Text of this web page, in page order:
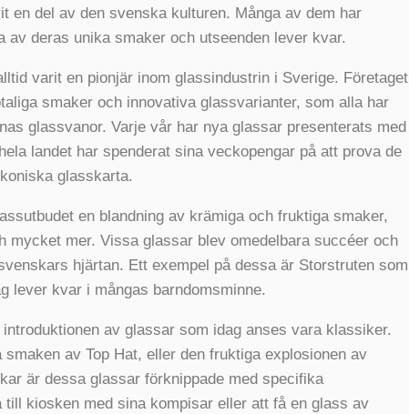
en del av den svenska kulturen. Många av dem har
av deras unika smaker och utseenden lever kvar.
varit en pionjär inom glassindustrin i Sverige. Företaget
smaker och innovativa glassvarianter, som alla har
glassvanor. Varje vår har nya glassar presenterats med
landet har spenderat sina veckopengar på att prova de
glasskarta.
en blandning av krämiga och fruktiga smaker,
mycket mer. Vissa glassar blev omedelbara succéer och
hjärtan. Ett exempel på dessa är Storstruten som
lever kvar i mångas barndomsminne.
av glassar som idag anses vara klassiker.
av Top Hat, eller den fruktiga explosionen av
är dessa glassar förknippade med specifika
kiosken med sina kompisar eller att få en glass av